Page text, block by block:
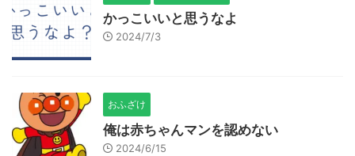
かっこいいと思うなよ
2024/7/3
おふざけ
俺は赤ちゃんマンを認めない
2024/6/15